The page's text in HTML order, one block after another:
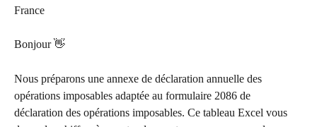
France
Bonjour 👋
Nous préparons une annexe de déclaration annuelle des
opérations imposables adaptée au formulaire 2086 de
déclaration des opérations imposables. Ce tableau Excel vous